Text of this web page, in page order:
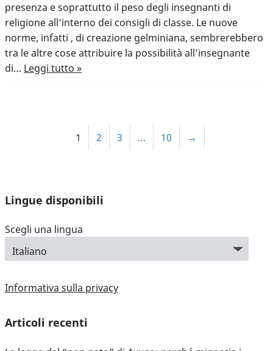
presenza e soprattutto il peso degli insegnanti di
religione all’interno dei consigli di classe. Le nuove
norme, infatti , di creazione gelminiana, sembrerebbero
tra le altre cose attribuire la possibilità all’insegnante
di… Leggi tutto »
1 2 3 … 10 →
Lingue disponibili
Scegli una lingua
Informativa sulla privacy
Articoli recenti